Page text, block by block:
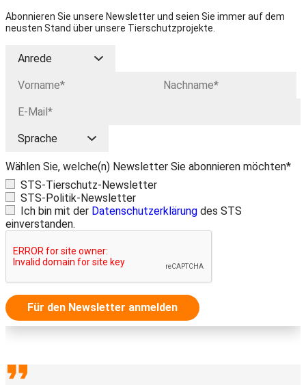
Abonnieren Sie unsere Newsletter und seien Sie immer auf dem
neusten Stand über unsere Tierschutzprojekte.
Wählen Sie, welche(n) Newsletter Sie abonnieren möchten*
STS-Tierschutz-Newsletter
STS-Politik-Newsletter
Ich bin mit der Datenschutzerklärung des STS
einverstanden.
Für den Newsletter anmelden